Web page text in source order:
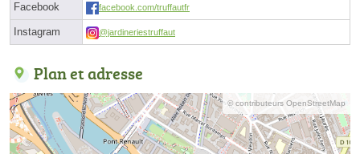
Facebook facebook.com/truffautfr
Instagram @jardineriestruffaut
Plan et adresse
© contributeurs OpenStreetMap